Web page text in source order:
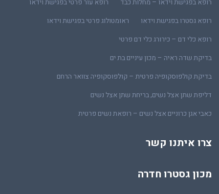
רופא בפגישת וידאו – מחלות כבד
רופא עור פרטי בפגישת וידאו
רופא גסטרו בפגישת וידאו
ראומטולוג פרטי בפגישת וידאו
רופא כלי דם – כירורג כלי דם פרטי
בדיקת שדה ראיה – מכון עיניים בת ים
בדיקת קולפוסקופיה פרטית – קולפוסקופיה צוואר הרחם
דליפת שתן אצל נשים, בריחת שתן אצל נשים
כאבי אגן כרוניים אצל נשים – רופאת נשים פרטית
צרו איתנו קשר
מכון גסטרו חדרה